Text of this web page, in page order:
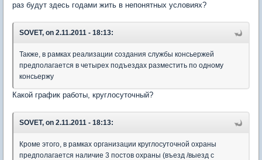
раз будут здесь годами жить в непонятных условиях?
SOVET, on 2.11.2011 - 18:13:
Также, в рамках реализации создания службы консьержей
предполагается в четырех подъездах разместить по одному
консьержу
Какой график работы, круглосуточный?
SOVET, on 2.11.2011 - 18:13:
Кроме этого, в рамках организации круглосуточной охраны
предполагается наличие 3 постов охраны (въезд /выезд с